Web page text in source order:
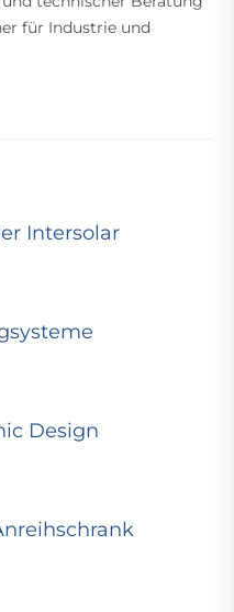
für Industrie und
Intersolar
Design